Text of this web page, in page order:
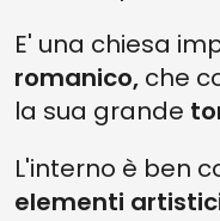
E' una chiesa
romanico, che
la sua grande
L'interno è ben
elementi